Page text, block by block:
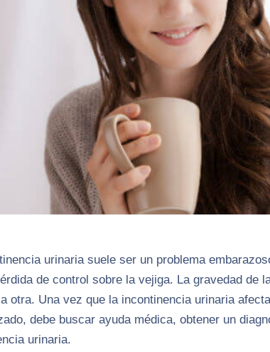
urinaria suele ser un problema
de control sobre la vejiga. La gravedad de
otra. Una vez que la incontinencia urinaria
debe buscar ayuda médica, obtener un
urinaria.